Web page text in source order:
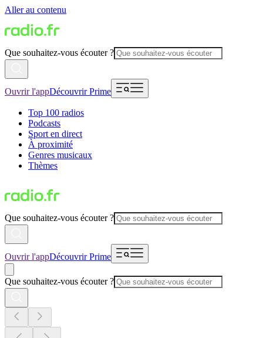
Aller au contenu
Que souhaitez-vous écouter ?
Ouvrir l'appDécouvrir Prime
Top 100 radios
Podcasts
Sport en direct
À proximité
Genres musicaux
Thèmes
Que souhaitez-vous écouter ?
Ouvrir l'appDécouvrir Prime
Que souhaitez-vous écouter ?